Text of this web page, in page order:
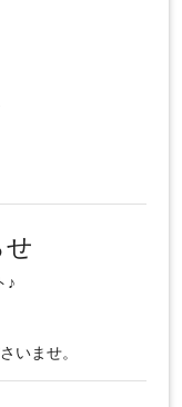
♪
いませ。